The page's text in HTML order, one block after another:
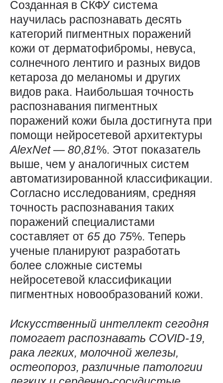
Созданная в СКФУ система
научилась распознавать десять
категорий пигментных поражений
кожи от дерматофибромы, невуса,
солнечного лентиго и разных видов
кетароза до меланомы и других
видов рака. Наибольшая точность
распознавания пигментных
поражений кожи была достигнута при
помощи нейросетевой архитектуры
AlexNet— 80,81%. Этот показатель
выше, чем у аналогичных систем
автоматизированной классификации.
Согласно исследованиям, средняя
точность распознавания таких
поражений специалистами
составляет от 65 до 75%. Теперь
ученые планируют разработать
более сложные системы
нейросетевой классификации
пигментных новообразований кожи.
Искусственный интеллект сегодня
помогает распознавать COVID-19,
рака легких, молочной железы,
остеопороз, различные патологии